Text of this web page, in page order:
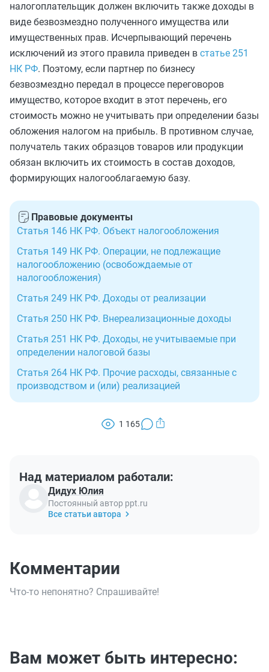
налогоплательщик должен включить также доходы в
виде безвозмездно полученного имущества или
имущественных прав. Исчерпывающий перечень
исключений из этого правила приведен в статье 251
НК РФ. Поэтому, если партнер по бизнесу
безвозмездно передал в процессе переговоров
имущество, которое входит в этот перечень, его
стоимость можно не учитывать при определении базы
обложения налогом на прибыль. В противном случае,
получатель таких образцов товаров или продукции
обязан включить их стоимость в состав доходов,
формирующих налогооблагаемую базу.
Правовые документы
Статья 146 НК РФ. Объект налогообложения
Статья 149 НК РФ. Операции, не подлежащие
налогообложению (освобождаемые от
налогообложения)
Статья 249 НК РФ. Доходы от реализации
Статья 250 НК РФ. Внереализационные доходы
Статья 251 НК РФ. Доходы, не учитываемые при
определении налоговой базы
Статья 264 НК РФ. Прочие расходы, связанные с
производством и (или) реализацией
1 165
Над материалом работали:
Дидух Юлия
Постоянный автор ppt.ru
Все статьи автора
Комментарии
Что-то непонятно? Спрашивайте!
Вам может быть интересно: